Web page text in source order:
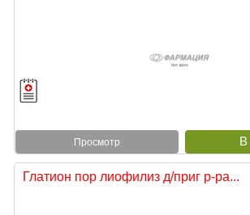
Просмотр
Глатион пор лиофилиз д/приг р-ра...